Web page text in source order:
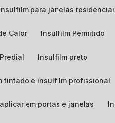
Insulfilm para janelas
Calor Insulfilm Permitido
Insulfilm preto
tintado e insulfilm profissional
em portas e janelas